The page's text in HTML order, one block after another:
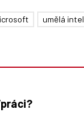
umělá